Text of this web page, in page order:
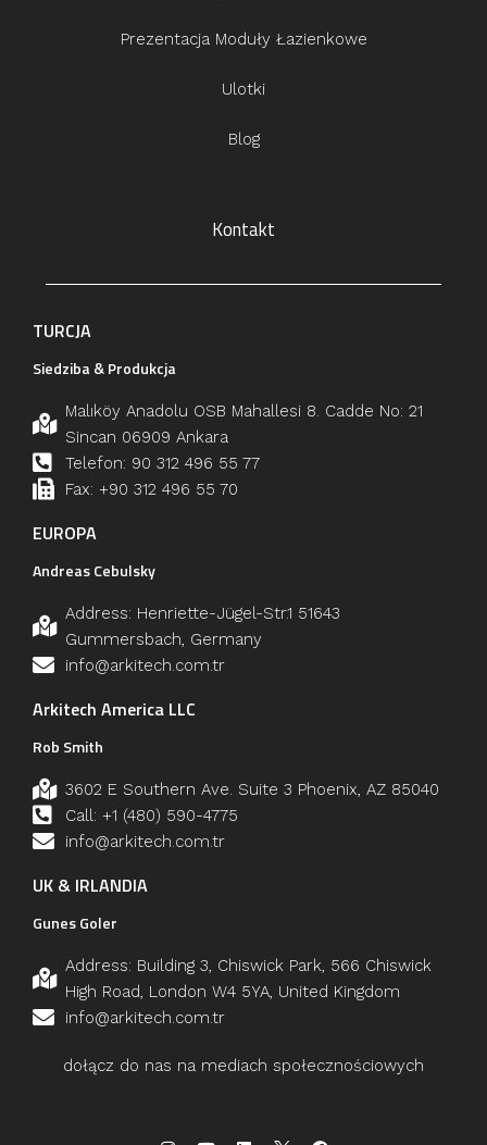
Prezentacja Moduły Łazienkowe
Ulotki
Blog
Kontakt
TURCJA
Siedziba & Produkcja
Malıköy Anadolu OSB Mahallesi 8. Cadde No: 21
Sincan 06909 Ankara
Telefon: 90 312 496 55 77
Fax: +90 312 496 55 70
EUROPA
Andreas Cebulsky
Address: Henriette-Jügel-Str.1 51643
Gummersbach, Germany
info@arkitech.com.tr
Arkitech America LLC
Rob Smith
3602 E Southern Ave. Suite 3 Phoenix, AZ 85040
Call: +1 (480) 590-4775
info@arkitech.com.tr
UK & IRLANDIA
Gunes Goler
Address: Building 3, Chiswick Park, 566 Chiswick
High Road, London W4 5YA, United Kingdom
info@arkitech.com.tr
dołącz do nas na mediach społecznościowych